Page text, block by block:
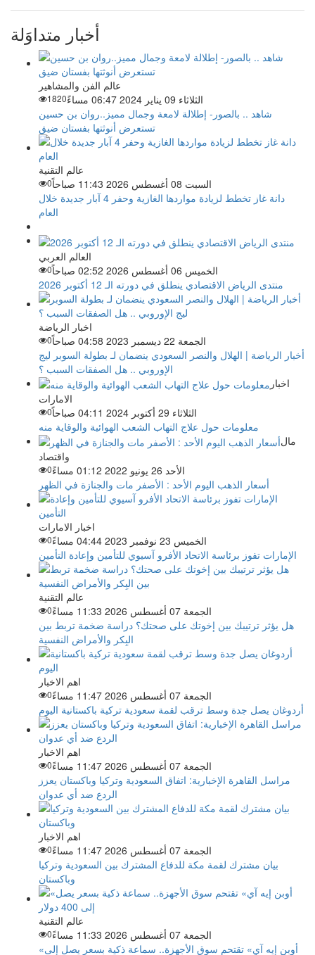
أخبار متداوَلة
عالم الفن والمشاهير
الثلاثاء 09 يناير 2024 06:47 مساءً
1820
شاهد .. بالصور- إطلالة لامعة وجمال مميز..روان بن حسين
تستعرض أنوثتها بفستان ضيق
عالم التقنية
السبت 08 أغسطس 2026 11:43 صباحاً
0
دانة غاز تخطط لزيادة مواردها الغازية وحفر 4 آبار جديدة خلال
العام
العالم العربي
الخميس 06 أغسطس 2026 02:52 صباحاً
0
منتدى الرياض الاقتصادي ينطلق في دورته الـ 12 أكتوبر 2026
اخبار الرياضة
الجمعة 22 ديسمبر 2023 04:58 صباحاً
0
أخبار الرياضة | الهلال والنصر السعودي ينضمان لـ بطولة السوبر ليج
الإوروبي .. هل الصفقات السبب ؟
اخبار
الامارات
الثلاثاء 29 أكتوبر 2024 04:11 صباحاً
0
معلومات حول علاج التهاب الشعب الهوائية والوقاية منه
مال
واقتصاد
الأحد 26 يونيو 2022 01:12 مساءً
0
أسعار الذهب اليوم الأحد : الأصفر مات والجنازة في الظهر
اخبار الامارات
الخميس 23 نوفمبر 2023 04:44 مساءً
0
الإمارات تفوز برئاسة الاتحاد الأفرو آسيوي للتأمين وإعادة التأمين
عالم التقنية
الجمعة 07 أغسطس 2026 11:33 مساءً
0
هل يؤثر ترتيبك بين إخوتك على صحتك؟ دراسة ضخمة تربط بين
البِكر والأمراض النفسية
اهم الاخبار
الجمعة 07 أغسطس 2026 11:47 مساءً
0
أردوغان يصل جدة وسط ترقب لقمة سعودية تركية باكستانية اليوم
اهم الاخبار
الجمعة 07 أغسطس 2026 11:47 مساءً
0
مراسل القاهرة الإخبارية: اتفاق السعودية وتركيا وباكستان يعزز
الردع ضد أي عدوان
اهم الاخبار
الجمعة 07 أغسطس 2026 11:47 مساءً
0
بيان مشترك لقمة مكة للدفاع المشترك بين السعودية وتركيا
وباكستان
عالم التقنية
الجمعة 07 أغسطس 2026 11:33 مساءً
0
«أوبن إيه آي» تقتحم سوق الأجهزة.. سماعة ذكية بسعر يصل إلى